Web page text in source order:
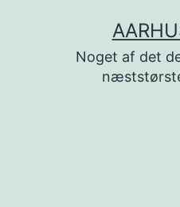
Noget af det